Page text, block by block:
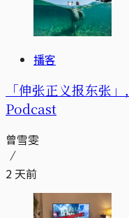
播客
「伸张正义报东张
Podcast
曾雪雯
2 天前